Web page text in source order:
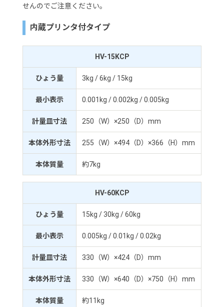
せんのでご注意ください。
内蔵プリンタ付タイプ
HV-15KCP
ひょう量 3kg / 6kg / 15kg
最小表示 0.001kg / 0.002kg / 0.005kg
計量皿寸法 250（W）×250（D）mm
本体外形寸法 255（W）×494（D）×366（H）mm
本体質量 約7kg
HV-60KCP
ひょう量 15kg / 30kg / 60kg
最小表示 0.005kg / 0.01kg / 0.02kg
計量皿寸法 330（W）×424（D）mm
本体外形寸法 330（W）×640（D）×750（H）mm
本体質量 約11kg